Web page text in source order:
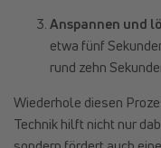
Anspannen und
etwa fünf
rund zehn
Wiederhole diesen
Technik hilft nicht nur